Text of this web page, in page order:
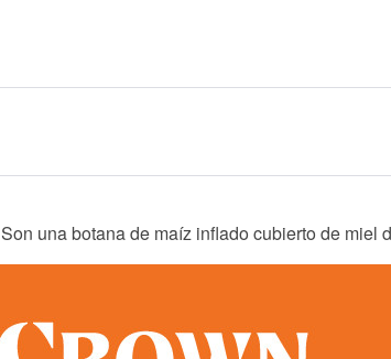
Son una botana de maíz inflado cubierto de miel